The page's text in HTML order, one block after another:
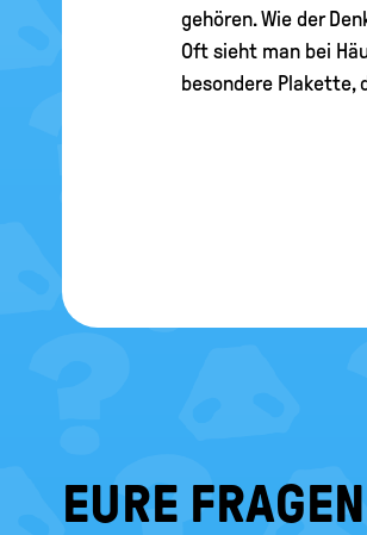
gehören. Wie der
Oft sieht man bei
besondere Plakette,
EURE